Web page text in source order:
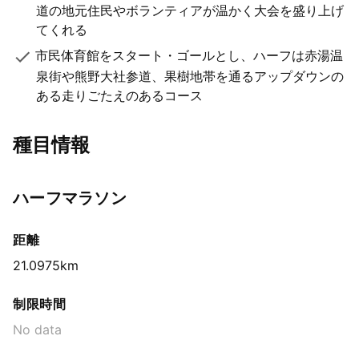
道の地元住民やボランティアが温かく大会を盛り上げ
てくれる
市民体育館をスタート・ゴールとし、ハーフは赤湯温
泉街や熊野大社参道、果樹地帯を通るアップダウンの
ある走りごたえのあるコース
種目情報
ハーフマラソン
距離
21.0975km
制限時間
No data